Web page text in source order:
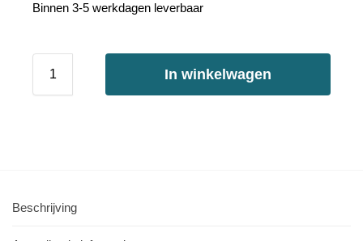
Binnen 3-5 werkdagen leverbaar
In winkelwagen
Beschrijving